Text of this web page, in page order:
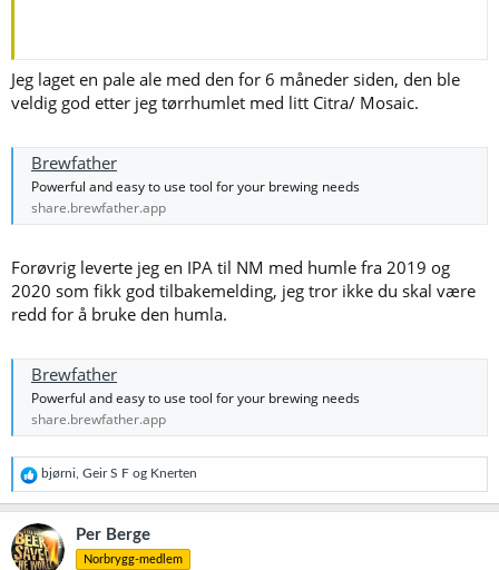
Jeg laget en pale ale med den for 6 måneder siden, den ble
veldig god etter jeg tørrhumlet med litt Citra/ Mosaic.
Brewfather
Powerful and easy to use tool for your brewing needs
share.brewfather.app
Forøvrig leverte jeg en IPA til NM med humle fra 2019 og
2020 som fikk god tilbakemelding, jeg tror ikke du skal være
redd for å bruke den humla.
Brewfather
Powerful and easy to use tool for your brewing needs
share.brewfather.app
R
e
a
k
s
j
bjørni Geir S F og Knerten
Per Berge
Norbrygg-medlem